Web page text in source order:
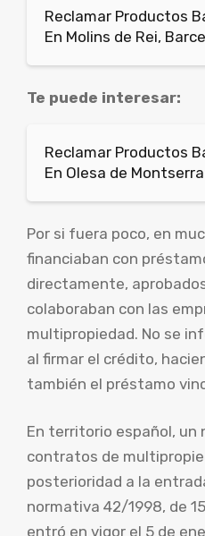
Reclamar Productos
En Molins de Rei,
Te puede interesar:
Reclamar Productos
En Olesa de
Por si fuera poco, en
financiaban con
directamente,
colaboraban con las
multipropiedad. No se
al firmar el crédito,
también el préstamo
En territorio español, un
contratos de
posterioridad a la
normativa 42/1998, de
entró en vigor el 5 de